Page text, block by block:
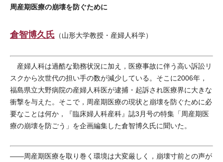
周産期医療の崩壊を防ぐために
倉智博久氏 （山形大学教授・産婦人科学）
産婦人科は過酷な勤務状況に加え，医療事故に伴う高い訴訟リ
スクから次世代の担い手の数が減少している。そこに2006年，
福島県立大野病院の産婦人科医が逮捕・起訴され医療界に大きな
衝撃を与えた。そこで，周産期医療の現状と崩壊を防ぐために必
要なことは何か，『臨床婦人科産科』誌3月号の特集「周産期医
療の崩壊を防ごう」を企画編集した倉智博久氏に聞いた。
――周産期医療を取り巻く環境は大変厳しく，崩壊寸前との声が